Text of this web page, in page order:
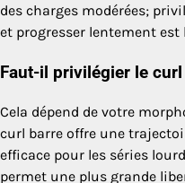
des charges modérées;
et progresser lentement est
Faut-il privilégier le
Cela dépend de votre
curl barre offre une
efficace pour les séries
permet une plus grande